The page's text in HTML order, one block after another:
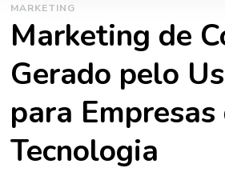
MARKETING
Marketing de
Gerado pelo
para Empresas
Tecnologia